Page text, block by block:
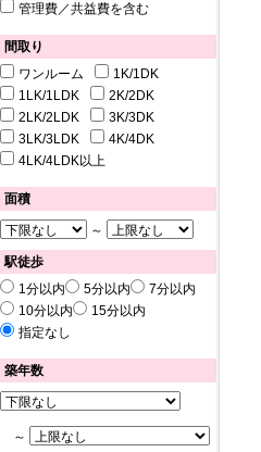
管理費／共益費を含む
間取り
ワンルーム
1K/1DK
1LK/1LDK
2K/2DK
2LK/2LDK
3K/3DK
3LK/3LDK
4K/4DK
4LK/4LDK以上
面積
～
駅徒歩
1分以内
5分以内
7分以内
10分以内
15分以内
指定なし
築年数
～